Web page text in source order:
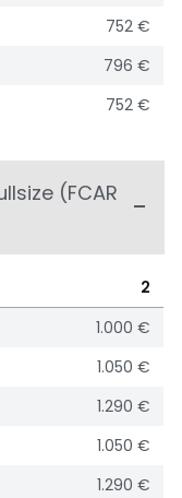
752 €
796 €
752 €
(FCAR
2
1.000 €
1.050 €
1.290 €
1.050 €
1.290 €